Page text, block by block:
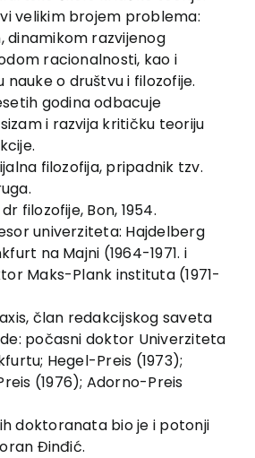
velikim brojem problema:
dinamikom razvijenog
racionalnosti, kao i
nauke o društvu i filozofije.
godina odbacuje
i razvija kritičku teoriju
filozofija, pripadnik tzv.
filozofije, Bon, 1954.
univerziteta: Hajdelberg
na Majni (1964-1971. i
Maks-Plank instituta (1971-
član redakcijskog saveta
počasni doktor Univerziteta
Hegel-Preis (1973);
(1976); Adorno-Preis
doktoranata bio je i potonji
Đinđić.